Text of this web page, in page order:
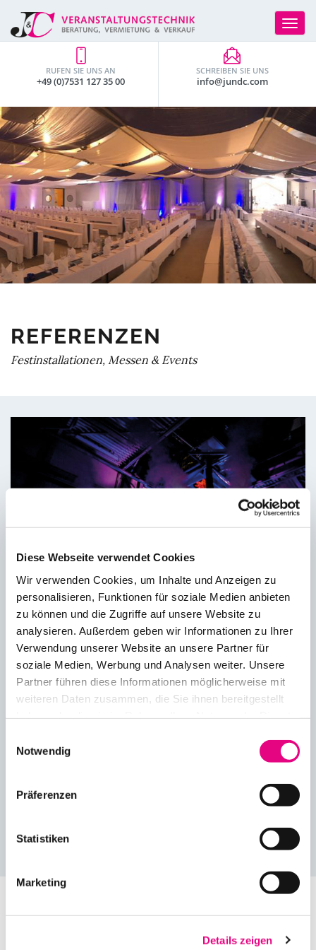
Diese Webseite verwendet Cookies
Wir verwenden Cookies, um Inhalte und Anzeigen zu
personalisieren, Funktionen für soziale Medien anbieten
zu können und die Zugriffe auf unsere Website zu
analysieren. Außerdem geben wir Informationen zu Ihrer
Verwendung unserer Website an unsere Partner für
soziale Medien, Werbung und Analysen weiter. Unsere
Partner führen diese Informationen möglicherweise mit
weiteren Daten zusammen, die Sie ihnen bereitgestellt
Notwendig
Präferenzen
Statistiken
Marketing
Details zeigen
Toggle
SCHREIBEN SIE UNS
info@jundc.com
RUFEN SIE UNS AN
+49 (0)7531 127 35 00
REFERENZEN
Festinstallationen, Messen & Events
INSZENIERUNG INDUSTRIEANLAGEN
Im Rahmen verschiedener Feiern in
Industriehallen werden auch gerne bestimmte
Kernstücke oder Neuheiten der Produktion
verschiedene Licht- und Spezialeffekte, um